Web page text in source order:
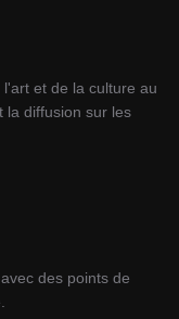
et de la culture au
la diffusion sur les
des points de